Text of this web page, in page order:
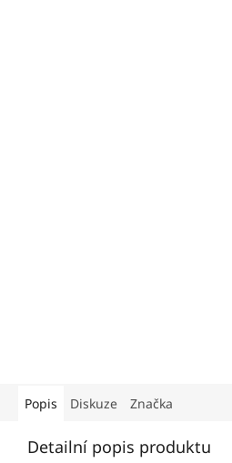
Popis Diskuze Značka
Detailní popis produktu